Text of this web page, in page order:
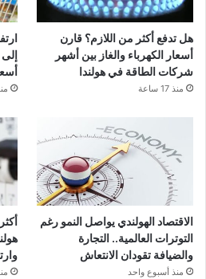
هل تدفع أكثر من اللازم؟ قارن
أسعار الكهرباء والغاز بين أشهر
شركات الطاقة في هولندا
منذ 17 ساعة منذ 5
الاقتصاد الهولندي يواصل النمو رغم
التوترات العالمية.. التجارة
والضيافة تقودان الانتعاش
منذ أسبوع واحد